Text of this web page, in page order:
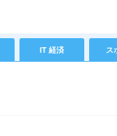
IT 経済 ス